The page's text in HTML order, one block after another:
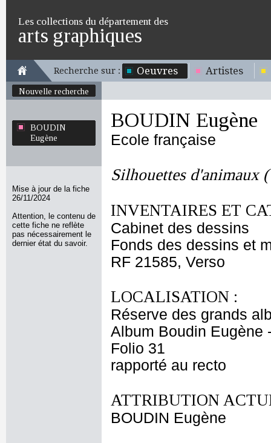
Les collections du département des
arts graphiques
Recherche sur : Oeuvres Artistes
Nouvelle recherche
BOUDIN
Eugène
Mise à jour de la fiche
26/11/2024
Attention, le contenu de
cette fiche ne reflète
pas nécessairement le
dernier état du savoir.
BOUDIN Eugène
Ecole française
Silhouettes d'animaux
INVENTAIRES ET
Cabinet des dessins
Fonds des dessins et
RF 21585, Verso
LOCALISATION :
Réserve des grands
Album Boudin Eugène
Folio 31
rapporté au recto
ATTRIBUTION
BOUDIN Eugène